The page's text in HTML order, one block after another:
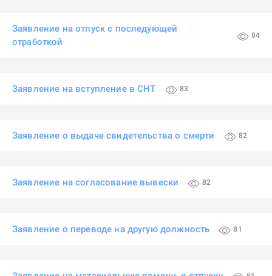
Заявление на отпуск с последующей
отработкой
84
Заявление на вступление в СНТ 83
Заявление о выдаче свидетельства о смерти 82
Заявление на согласование вывески 82
Заявление о переводе на другую должность 81